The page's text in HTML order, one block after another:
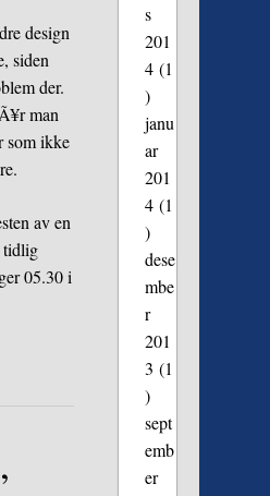
design
siden
der.
man
som ikke
av en
tidlig
05.30 i
s
201
4(1
)
janu
ar
201
4(1
)
dese
mbe
r
201
3 (1
)
sept
emb
er